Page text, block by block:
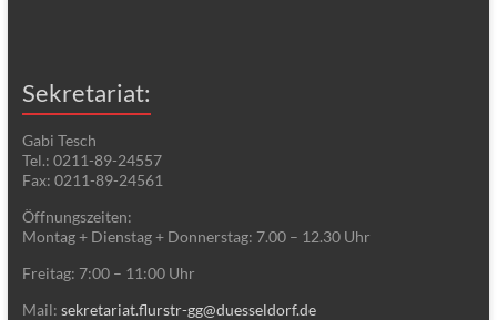
Sekretariat:
Gabi Tesch
Tel.: 0211-89-24557
Fax: 0211-89-24561
Öffnungszeiten:
Montag + Dienstag + Donnerstag: 7.00 – 12.30 Uhr
Freitag: 7:00 – 11:00 Uhr
Mail: sekretariat.flurstr-gg@duesseldorf.de